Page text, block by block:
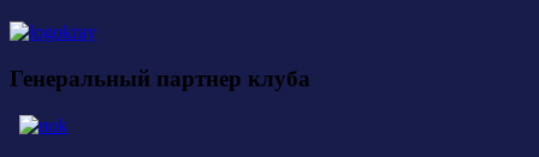
Генеральный партнер клуба